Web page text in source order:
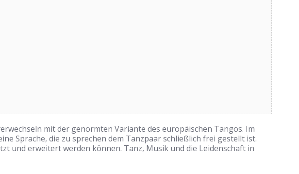
mit der genormten Variante des europäischen Tangos. Im
Sprache, die zu sprechen dem Tanzpaar schließlich frei gestellt ist.
und erweitert werden können. Tanz, Musik und die Leidenschaft in